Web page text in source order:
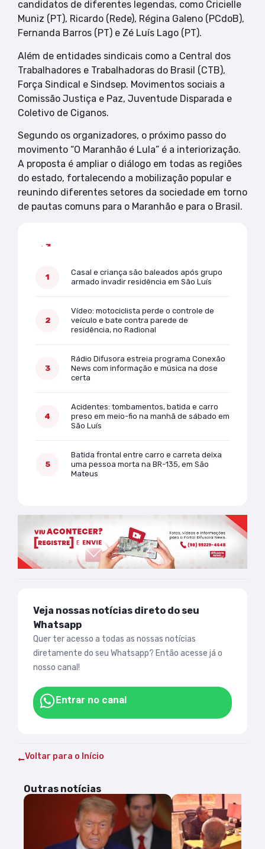
candidatos de diferentes legendas, como Cricielle
Muniz (PT), Ricardo (Rede), Régina Galeno (PCdoB),
Fernanda Barros (PT) e Zé Luís Lago (PT).
Além de entidades sindicais como a Central dos
Trabalhadores e Trabalhadoras do Brasil (CTB),
Força Sindical e Sindsep. Movimentos sociais a
Comissão Justiça e Paz, Juventude Disparada e
Coletivo de Ciganos.
Segundo os organizadores, o próximo passo do
movimento “O Maranhão é Lula” é a interiorização.
A proposta é ampliar o diálogo em todas as regiões
do estado, fortalecendo a mobilização popular e
reunindo diferentes setores da sociedade em torno
de pautas comuns para o Maranhão e para o Brasil.
Casal e criança são baleados após grupo
armado invadir residência em São Luís
Vídeo: motociclista perde o controle de
veículo e bate contra parede de
residência, no Radional
Rádio Difusora estreia programa Conexão
News com informação e música na dose
certa
Acidentes: tombamentos, batida e carro
preso em meio-fio na manhã de sábado em
São Luís
Batida frontal entre carro e carreta deixa
uma pessoa morta na BR-135, em São
Mateus
Veja nossas notícias direto do seu
Whatsapp
Quer ter acesso a todas as nossas notícias
diretamente do seu Whatsapp? Então acesse já o
nosso canal!
Entrar no canal
Voltar para o Início
Outras notícias